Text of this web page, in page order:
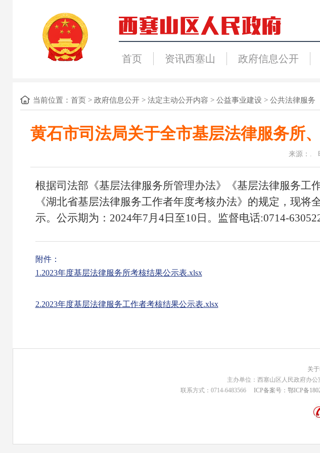
首页 资讯西塞山 政府信息公开
当前位置： 首页> 政府信息公开> 法定主动公开内容 > 公益事业建设 > 公共法律服务
黄石市司法局关于全市基层法律服务所
来源：.
根据司法部《基层法律服务所管理办法》《基层法律服务工
《湖北省基层法律服务工作者年度考核办法》的规定，现
示。公示期为：2024年7月4日至10日。监督电话:0714-
附件：
1.2023年度基层法律服务所考核结果公示表.xlsx
2.2023年度基层法律服务工作者考核结果公示表.xlsx
关
主办单位：西塞山区人民政府办
联系方式：0714-6483566 ICP备案号：鄂ICP备